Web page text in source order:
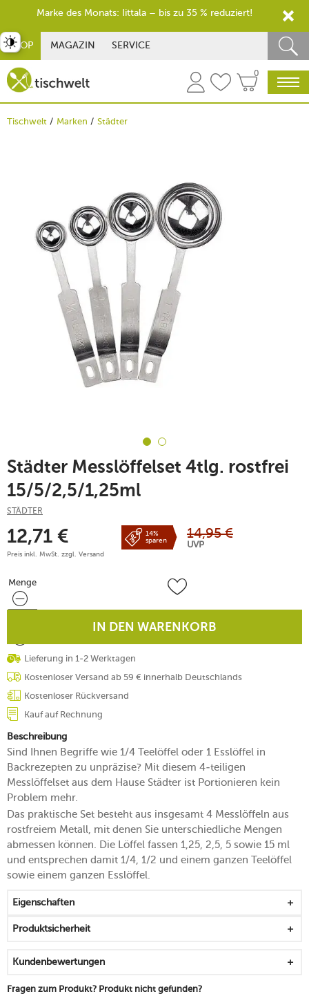
SHOP MAGAZIN SERVICE
0
Tischwelt Marken Städter
Städter Messlöffelset 4tlg. rostfrei
15/5/2,5/1,25ml
STÄDTER
12,71 €
Preis inkl. MwSt. zzgl. Versand
14%
sparen
14,95 €
UVP
Menge
Menge
IN DEN WARENKORB
Lieferung in 1-2 Werktagen
Kostenloser Versand ab 59 € innerhalb Deutschlands
Kostenloser Rückversand
Kauf auf Rechnung
Beschreibung
Sind Ihnen Begriffe wie 1/4 Teelöffel oder 1 Esslöffel in
Backrezepten zu unpräzise? Mit diesem 4-teiligen
Messlöffelset aus dem Hause Städter ist Portionieren kein
Problem mehr.
Das praktische Set besteht aus insgesamt 4 Messlöffeln aus
rostfreiem Metall, mit denen Sie unterschiedliche Mengen
abmessen können. Die Löffel fassen 1,25, 2,5, 5 sowie 15 ml
und entsprechen damit 1/4, 1/2 und einem ganzen Teelöffel
sowie einem ganzen Esslöffel.
Eigenschaften
Produktsicherheit
Kundenbewertungen
Fragen zum Produkt? Produkt nicht gefunden?
umschalten
Marke des Monats: Iittala – bis zu 35 % reduziert!